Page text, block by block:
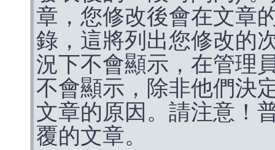
章，您修改後會在文章
錄，這將列出您修改的
況下不會顯示，在管理
不會顯示，除非他們決
文章的原因。請注意！
覆的文章。